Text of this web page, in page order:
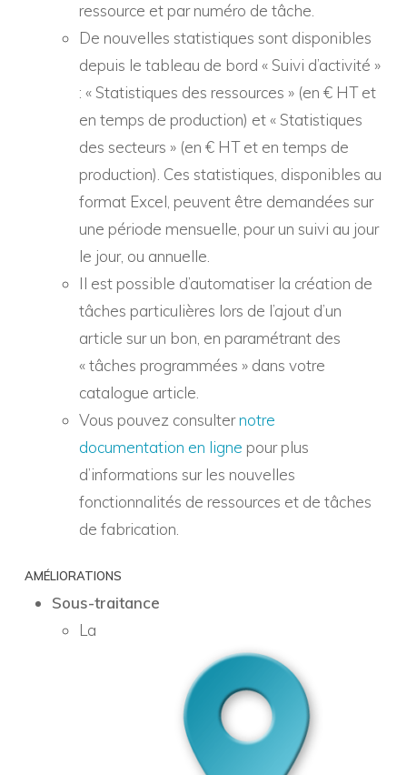
ressource et par numéro de tâche.
De nouvelles statistiques sont disponibles
depuis le tableau de bord « Suivi d’activité »
: « Statistiques des ressources » (en € HT et
en temps de production) et « Statistiques
des secteurs » (en € HT et en temps de
production). Ces statistiques, disponibles au
format Excel, peuvent être demandées sur
une période mensuelle, pour un suivi au jour
le jour, ou annuelle.
Il est possible d’automatiser la création de
tâches particulières lors de l’ajout d’un
article sur un bon, en paramétrant des
« tâches programmées » dans votre
catalogue article.
Vous pouvez consulternotre
documentation en ligne pour plus
d’informations sur les nouvelles
fonctionnalités de ressources et de tâches
de fabrication.
AMÉLIORATIONS
Sous-traitance
La